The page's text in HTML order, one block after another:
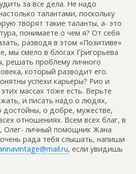
за все дела. Не надо
талантами, поскольку
творят такие таланты, а- это
понимаете о чем я? От себя
разводя в этом «Позитиве»
мы смело в блогах Григорьева
решать проблему личного
который разводит его.
успехи карьеры? Рио и
массах тоже есть. Верьте
и писать надо о людях,
достойны, о добре, мужестве,
отношениях. Всем всех благ, в
Олег- личный помощник Жана
рада тебя слышать, напиши
, если увидишь